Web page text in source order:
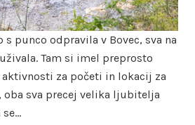
s punco odpravila v Bovec, sva na
Tam si imel preprosto
za početi in lokacij za
oba sva precej velika ljubitelja
se…